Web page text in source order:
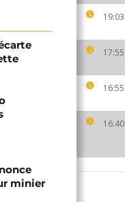
19:03
17:55
16:55
16:40
minier